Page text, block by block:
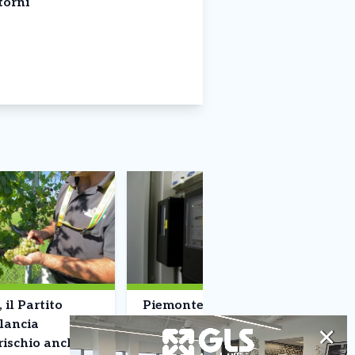
il Partito
anche
Piemonte, oltre 205mila
famiglie in povertà
energetica: «Sempre più
✕